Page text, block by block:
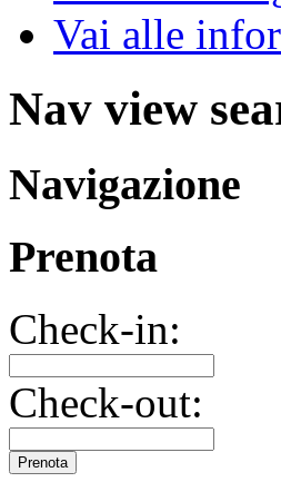
Vai alle
Nav view
Navigazione
Prenota
Check-in:
Check-out:
Prenota